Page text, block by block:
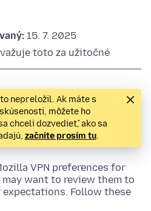
15. 7. 2025
toto za užitočné
nepreložil. Ak máte s
môžete ho
chceli dozvedieť, ako sa
začnite prosím tu.
VPN preferences for
want to review them to
Follow these